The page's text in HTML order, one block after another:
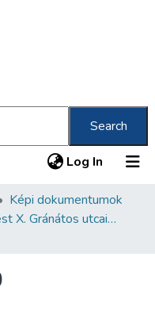
Search
Log In (current)
Képi dokumentumok
Budapest X. Gránátos utcai Orthodox Zsidó Temető